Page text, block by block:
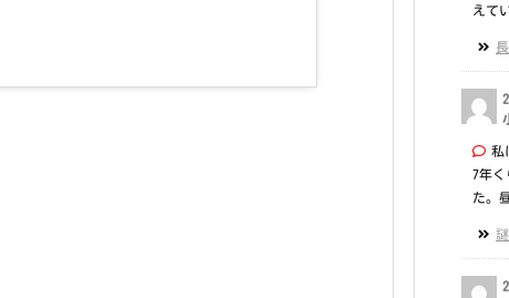
えて
私
7年く
た。